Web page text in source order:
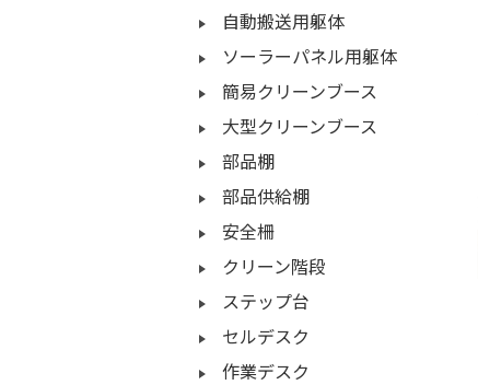
自動搬送用躯体
ソーラーパネル用躯体
簡易クリーンブース
大型クリーンブース
部品棚
部品供給棚
安全柵
クリーン階段
ステップ台
セルデスク
作業デスク